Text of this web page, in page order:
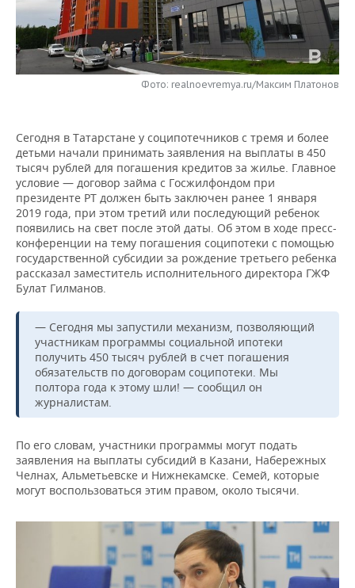
НЕФТЕХИМИЯ
НЕФТЬ
ОПК
РОЗНИЧНАЯ ТОРГОВЛЯ
ТРАНСПОРТ
НОВОСТИ ТЕХНОЛОГИЙ
ТЕЛЕКОММУНИКАЦИИ
МЕРОПРИЯТИЯ
НОВОСТИ МЕРОПРИЯТИЙ
БИЗНЕС-БРАНЧИ
ONLINE-КОНФЕРЕНЦИИ
ОТКРЫТАЯ ЛЕКЦИЯ
ФУТБОЛ
ХОККЕЙ
БАСКЕТБОЛ
ВОЛЕЙБОЛ
КИБЕРСПОРТ
ФИГУРНОЕ КАТАНИЕ
ВОДНЫЕ ВИДЫ СПОРТА
ХОККЕЙ С МЯЧОМ
НОВОСТИ ОБЩЕСТВА
ВЛАСТЬ
ИНФРАСТРУКТУРА
ИСТОРИЯ
КУЛЬТУРА
МЕДИЦИНА
ОБРАЗОВАНИЕ
ПРОИСШЕСТВИЯ
ФОТОГАЛЕРЕЯ
СЮЖЕТЫ
СПРАВОЧНИК
СПИСОК ПЕРСОН
СПИСОК КОМПАНИЙ
ПОЛНАЯ ВЕРСИЯ
Фото: realnoevremya.ru/Максим Платонов
Сегодня в Татарстане у соципотечников с тремя и более
детьми начали принимать заявления на выплаты в 450
тысяч рублей для погашения кредитов за жилье. Главное
условие — договор займа с Госжилфондом при
президенте РТ должен быть заключен ранее 1 января
2019 года, при этом третий или последующий ребенок
появились на свет после этой даты. Об этом в ходе пресс-
конференции на тему погашения соципотеки с помощью
государственной субсидии за рождение третьего ребенка
рассказал заместитель исполнительного директора ГЖФ
Булат Гилманов.
— Сегодня мы запустили механизм, позволяющий
участникам программы социальной ипотеки
получить 450 тысяч рублей в счет погашения
обязательств по договорам соципотеки. Мы
полтора года к этому шли! — сообщил он
журналистам.
По его словам, участники программы могут подать
заявления на выплаты субсидий в Казани, Набережных
Челнах, Альметьевске и Нижнекамске. Семей, которые
могут воспользоваться этим правом, около тысячи.